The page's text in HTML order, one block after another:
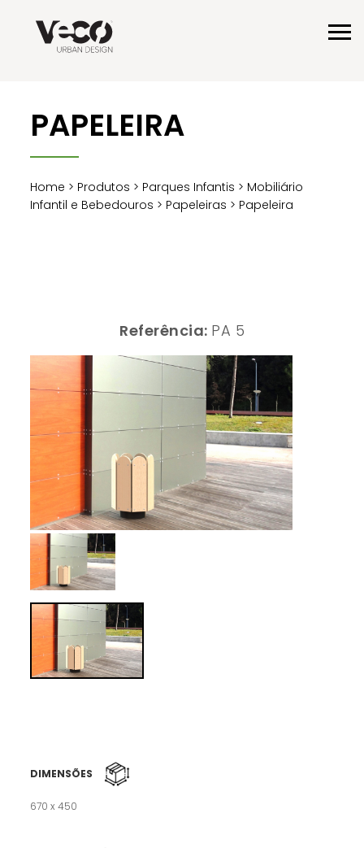
PAPELEIRA
Home > Produtos > Parques Infantis > Mobiliário
Infantil e Bebedouros > Papeleiras > Papeleira
Referência: PA 5
DIMENSÕES
670 x 450